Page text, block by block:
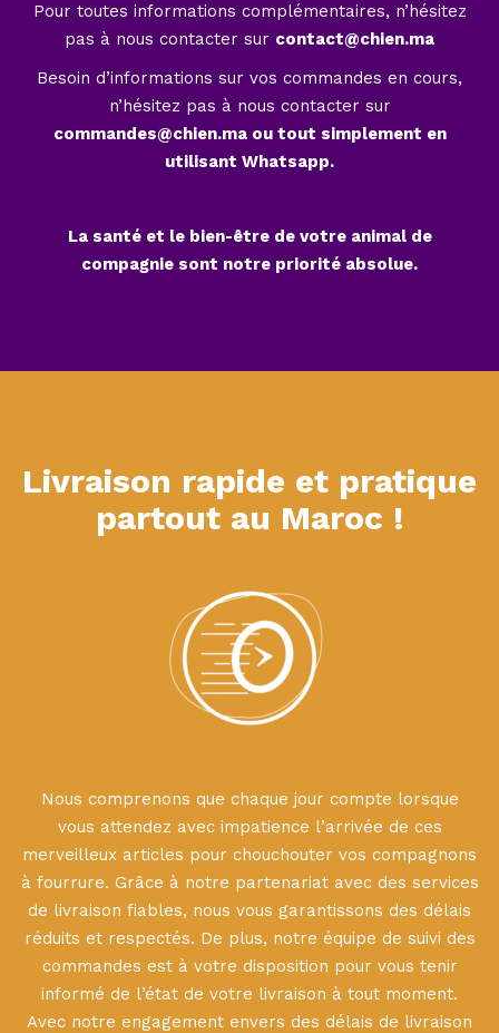
Pour toutes informations complémentaires, n’hésitez
pas à nous contacter sur contact@chien.ma
Besoin d’informations sur vos commandes en cours,
n’hésitez pas à nous contacter sur
commandes@chien.ma ou tout simplement en
utilisant Whatsapp.
La santé et le bien-être de votre animal de
compagnie sont notre priorité absolue.
Livraison rapide et pratique
partout au Maroc !
Nous comprenons que chaque jour compte lorsque
vous attendez avec impatience l’arrivée de ces
merveilleux articles pour chouchouter vos compagnons
à fourrure. Grâce à notre partenariat avec des services
de livraison fiables, nous vous garantissons des délais
réduits et respectés. De plus, notre équipe de suivi des
commandes est à votre disposition pour vous tenir
informé de l’état de votre livraison à tout moment.
Avec notre engagement envers des délais de livraison